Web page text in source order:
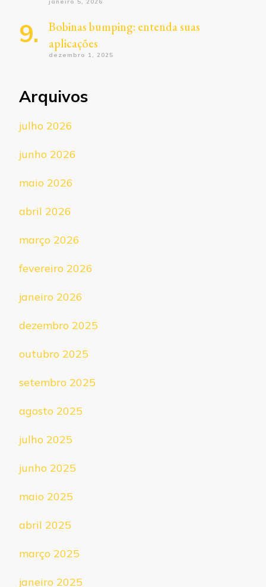
Bobinas bumping: entenda suas
aplicações
dezembro 1, 2025
Arquivos
julho 2026
junho 2026
maio 2026
abril 2026
março 2026
fevereiro 2026
janeiro 2026
dezembro 2025
outubro 2025
setembro 2025
agosto 2025
julho 2025
junho 2025
maio 2025
abril 2025
março 2025
janeiro 2025